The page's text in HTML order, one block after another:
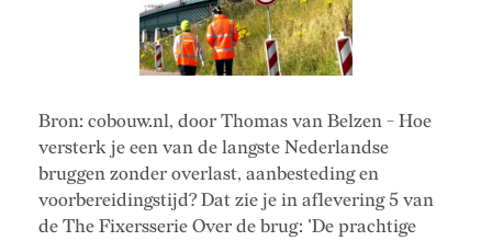
Bron: cobouw.nl, door Thomas van Belzen - Hoe
versterk je een van de langste Nederlandse
bruggen zonder overlast, aanbesteding en
voorbereidingstijd? Dat zie je in aflevering 5 van
de The Fixersserie Over de brug: 'De prachtige